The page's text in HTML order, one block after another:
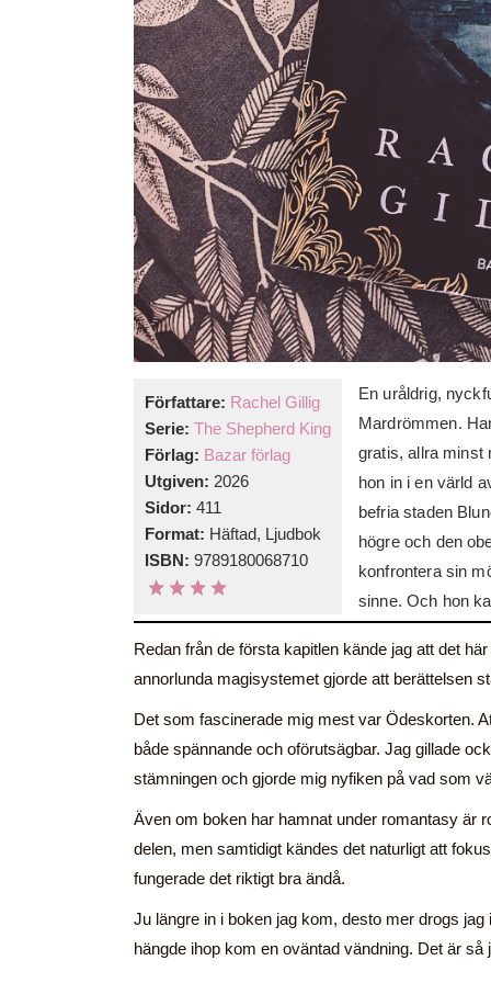
Författare: Rachel Gillig
Serie: The Shepherd King
Förlag: Bazar förlag
Utgiven: 2026
Sidor: 411
Format: Häftad, Ljudbok
ISBN: 9789180068710
En uråldrig,
Mardrömmen.
gratis, allra minst
hon in i en värld
befria staden
högre och den
konfrontera sin
sinne. Och hon
Redan från de första kapitlen kände jag att det
annorlunda magisystemet gjorde att berättelsen
Det som fascinerade mig mest var Ödeskorten.
både spännande och oförutsägbar. Jag gillade
stämningen och gjorde mig nyfiken på vad som
Även om boken har hamnat under romantasy är
delen, men samtidigt kändes det naturligt att
fungerade det riktigt bra ändå.
Ju längre in i boken jag kom, desto mer drogs
hängde ihop kom en oväntad vändning. Det är så